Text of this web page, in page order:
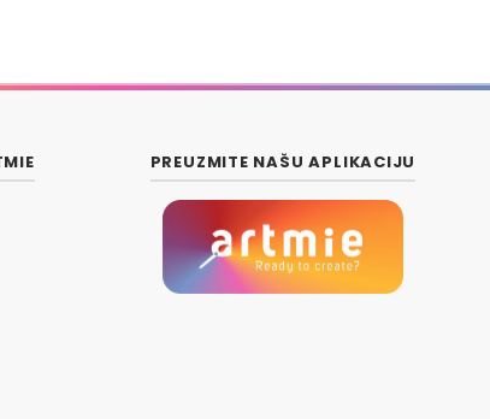
PREUZMITE NAŠU APLIKACIJU